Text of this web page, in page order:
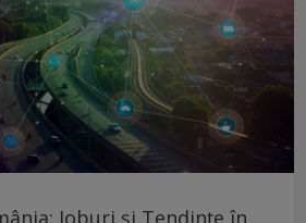
Joburi și Tendințe în